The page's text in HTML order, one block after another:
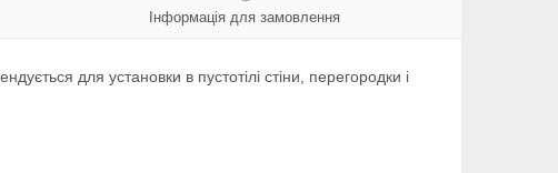
Інформація для замовлення
для установки в пустотілі стіни, перегородки і